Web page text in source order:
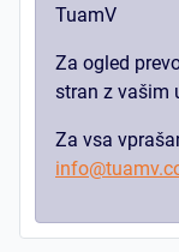
TuamV
Za ogled
stran z vašim
Za vsa